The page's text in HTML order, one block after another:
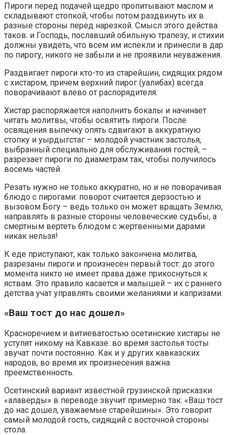
Пироги перед подачей щедро пропитывают маслом и
складывают стопкой, чтобы потом раздвинуть их в
разные стороны перед нарезкой. Смысл этого действа
таков: и Господь, пославший обильную трапезу, и стихии
должны увидеть, что всем им испекли и принесли в дар
по пирогу, никого не забыли и не проявили неуважения.
Раздвигает пироги кто-то из старейшин, сидящих рядом
с хистаром, причем верхний пирог (уалибах) всегда
поворачивают влево от распорядителя.
Хистар распоряжается наполнить бокалы и начинает
читать молитвы, чтобы освятить пироги. После
освящения выпечку опять сдвигают в аккуратную
стопку и уырдыгстаг – молодой участник застолья,
выбранный специально для обслуживания гостей, –
разрезает пироги по диаметрам так, чтобы получилось
восемь частей.
Резать нужно не только аккуратно, но и не поворачивая
блюдо с пирогами: поворот считается дерзостью и
вызовом Богу – ведь только он может вращать Землю,
направлять в разные стороны человеческие судьбы, а
смертным вертеть блюдом с жертвенными дарами
никак нельзя!
К еде приступают, как только закончена молитва,
разрезаны пироги и произнесен первый тост: до этого
момента никто не имеет права даже прикоснуться к
яствам. Это правило касается и малышей – их с раннего
детства учат управлять своими желаниями и капризами.
«Ваш тост до нас дошел»
Красноречием и витиеватостью осетинские хистары не
уступят никому на Кавказе: во время застолья тосты
звучат почти постоянно. Как и у других кавказских
народов, во время их произнесения важна
преемственность.
Осетинский вариант известной грузинской присказки
«алаверды» в переводе звучит примерно так: «Ваш тост
до нас дошел, уважаемые старейшины». Это говорит
самый молодой гость, сидящий с восточной стороны
стола.